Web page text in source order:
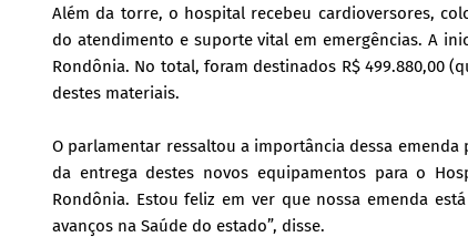
Além da torre, o hospital recebeu cardioversores,
do atendimento e suporte vital em emergências. A
Rondônia. No total, foram destinados R$ 499.880,00
destes materiais.
O parlamentar ressaltou a importância dessa
da entrega destes novos equipamentos para o
Rondônia. Estou feliz em ver que nossa emenda
avanços na Saúde do estado”, disse.